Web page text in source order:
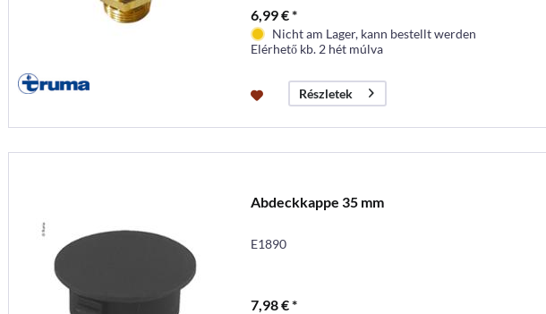
6,99 € *
Nicht am Lager, kann bestellt werden
Elérhető kb. 2 hét múlva
Részletek
Abdeckkappe 35 mm
E1890
7,98 € *